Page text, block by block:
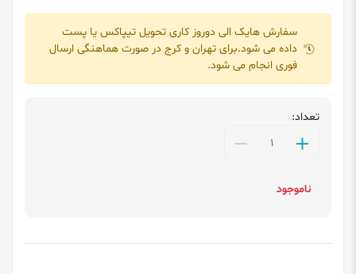
سفارش هایک الی دوروز کاری تحویل تیپاکس یا پست
داده می شود.برای تهران و کرج در صورت هماهنگی ارسال
فوری انجام می شود.
تعداد:
ناموجود